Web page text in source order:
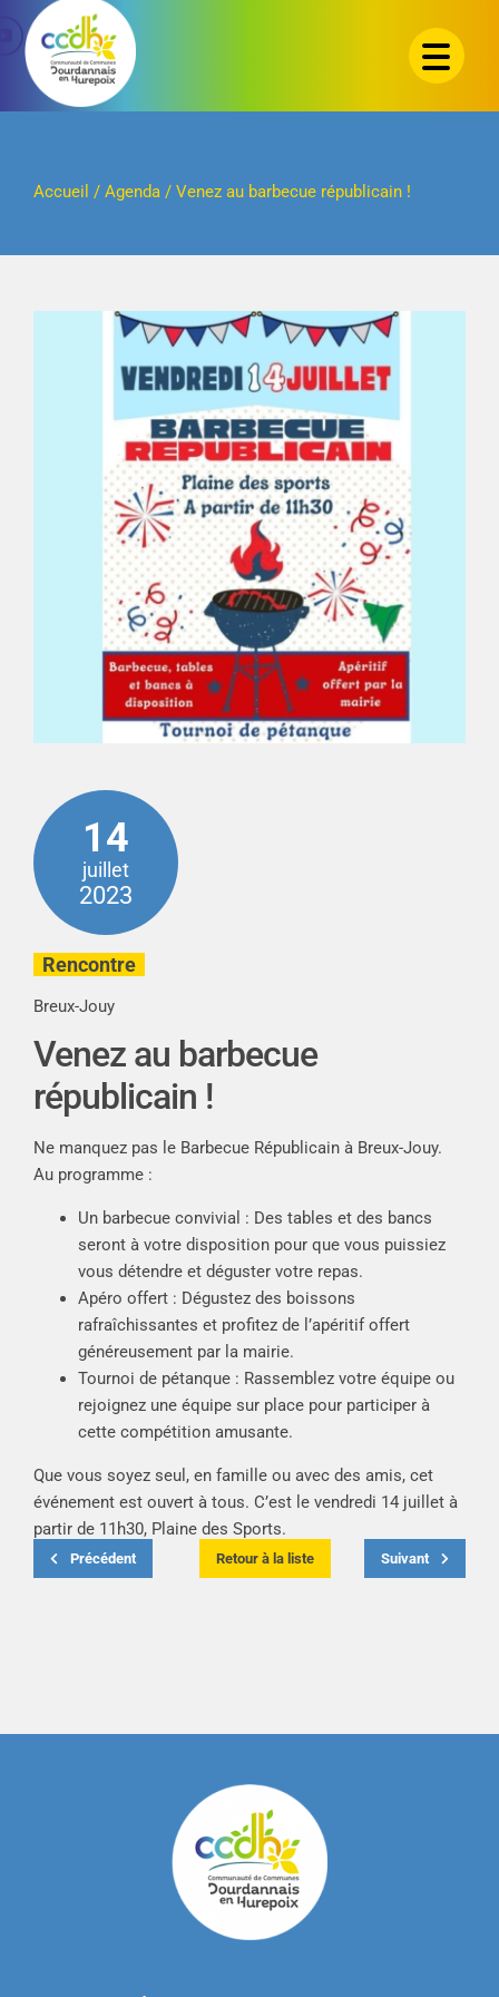
Passer
contenu
Accueil / Agenda/ Venez au barbecue républicain !
14
juillet
2023
Rencontre
Breux-Jouy
Venez au barbecue
républicain !
Ne manquez pas le Barbecue Républicain à Breux-Jouy.
Au programme :
Un barbecue convivial : Des tables et des bancs
seront à votre disposition pour que vous puissiez
vous détendre et déguster votre repas.
Apéro offert : Dégustez des boissons
rafraîchissantes et profitez de l’apéritif offert
généreusement par la mairie.
Tournoi de pétanque : Rassemblez votre équipe ou
rejoignez une équipe sur place pour participer à
cette compétition amusante.
Que vous soyez seul, en famille ou avec des amis, cet
événement est ouvert à tous. C’est le vendredi 14 juillet à
partir de 11h30, Plaine des Sports.
Précédent Retour à la liste Suivant